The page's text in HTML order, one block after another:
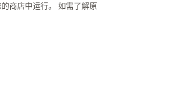
商店中运行。 如需了解原